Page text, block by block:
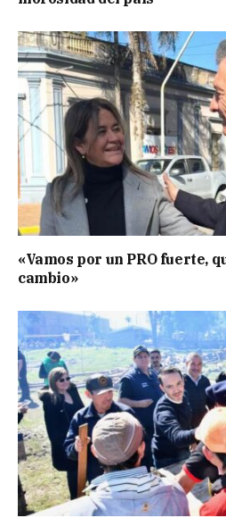
«Vamos por un PRO fuerte,
cambio»